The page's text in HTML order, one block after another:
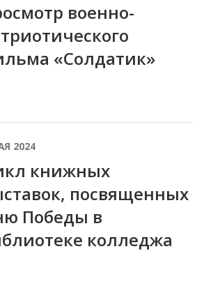
военно-
«Солдатик»
2024
книжных
посвященных
Победы в
колледжа